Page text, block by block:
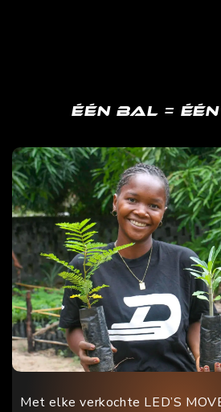
Één bal =
Met elke verkochte LED’S